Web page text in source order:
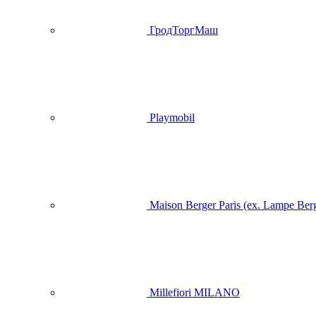
ГродТоргМаш
Playmobil
Maison Berger Paris (ex. Lampe
Millefiori MILANO